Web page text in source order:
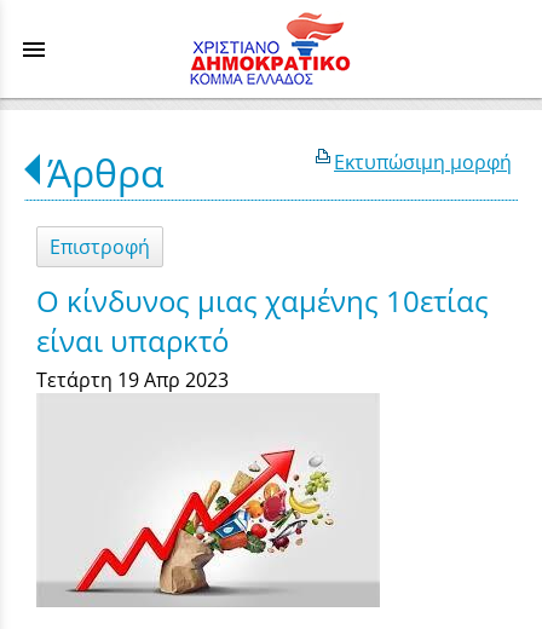
menu
Εκτυπώσιμη μορφή
Άρθρα
Επιστροφή
Ο κίνδυνος μιας χαμένης 10ετίας
είναι υπαρκτό
Τετάρτη 19 Απρ 2023